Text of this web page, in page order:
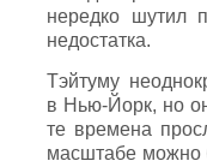
нередко шутил
недостатка.
Тэйтуму
в Нью-Йорк, но
те времена
масштабе можно